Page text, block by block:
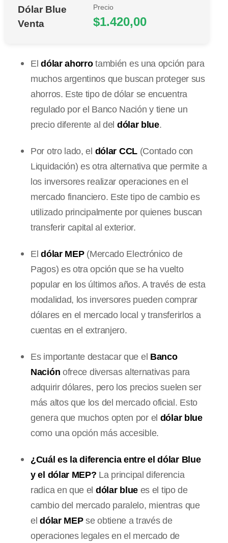
Dólar Blue
Venta
Precio
$1.420,00
Eldólar ahorrotambién es una opción para
muchos argentinos que buscan proteger sus
ahorros. Este tipo de dólar se encuentra
regulado por el Banco Nación y tiene un
precio diferente al del dólar blue.
Por otro lado, el dólar CCL(Contado con
Liquidación) es otra alternativa que permite a
los inversores realizar operaciones en el
mercado financiero. Este tipo de cambio es
utilizado principalmente por quienes buscan
transferir capital al exterior.
Eldólar MEP(Mercado Electrónico de
Pagos) es otra opción que se ha vuelto
popular en los últimos años. A través de esta
modalidad, los inversores pueden comprar
dólares en el mercado local y transferirlos a
cuentas en el extranjero.
Es importante destacar que el Banco
Nación ofrece diversas alternativas para
adquirir dólares, pero los precios suelen ser
más altos que los del mercado oficial. Esto
genera que muchos opten por el dólar blue
como una opción más accesible.
¿Cuál es la diferencia entre el dólar Blue
y el dólar MEP? La principal diferencia
radica en que el dólar bluees el tipo de
cambio del mercado paralelo, mientras que
eldólar MEPse obtiene a través de
operaciones legales en el mercado de